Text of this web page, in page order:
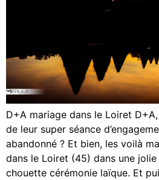
D+A mariage dans le Loiret
de leur super séance
abandonné ? Et bien, les voilà
dans le Loiret (45) dans une jolie
chouette cérémonie laïque. Et